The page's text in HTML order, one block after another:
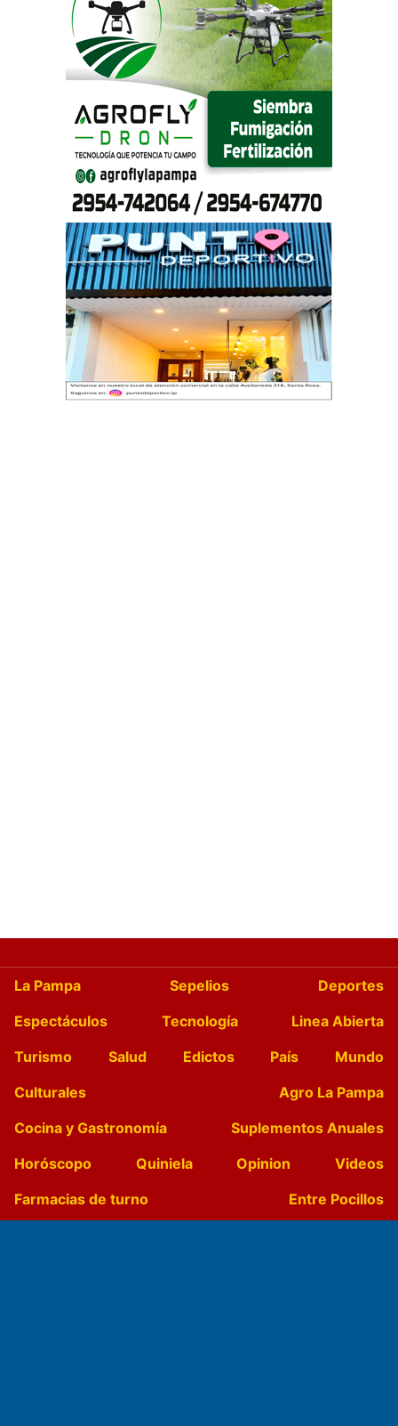
La Pampa Sepelios
Deportes
Espectáculos
Tecnología
Linea Abierta
Turismo
Salud Edictos País
Mundo
Culturales
Agro La Pampa
Cocina y Gastronomía
Suplementos Anuales
Horóscopo
Quiniela Opinion
Videos
Farmacias de turno
Entre Pocillos